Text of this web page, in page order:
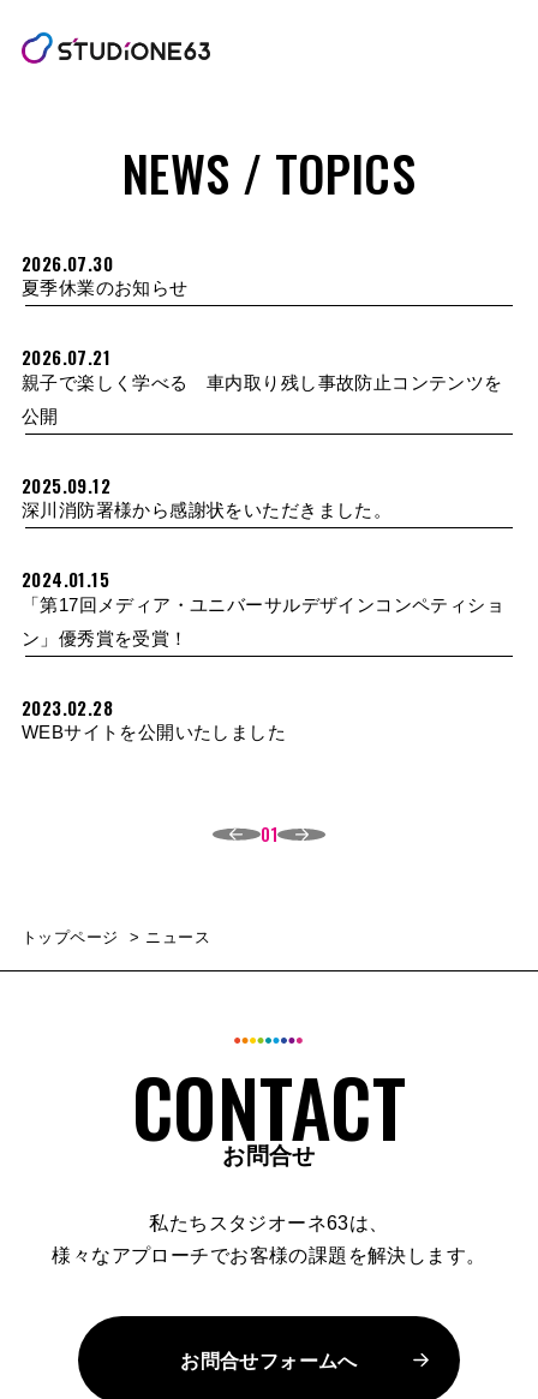
NEWS / TOPICS
2026.07.30
夏季休業のお知らせ
2026.07.21
親子で楽しく学べる 車内取り残し事故防止コンテンツを
公開
2025.09.12
深川消防署様から感謝状をいただきました。
2024.01.15
「第17回メディア・ユニバーサルデザインコンペティショ
ン」優秀賞を受賞！
2023.02.28
WEBサイトを公開いたしました
01
トップページ ニュース
お問合せ
私たちスタジオーネ63は、
様々なアプローチでお客様の課題を解決します。
お問合せフォームへ